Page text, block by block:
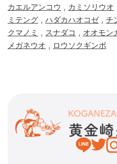
カエルアンコウ , カミソリウオ
ミテング , ハダカハオコゼ, チ
クマノミ , スナダコ , オオモン
メガネウオ , ロウソクギンポ